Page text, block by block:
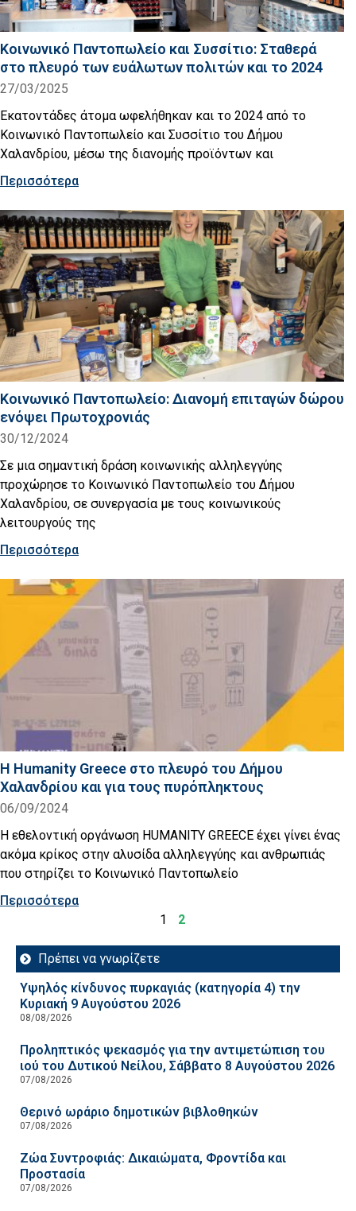
Κοινωνικό Παντοπωλείο και Συσσίτιο: Σταθερά
στο πλευρό των ευάλωτων πολιτών και το 2024
27/03/2025
Εκατοντάδες άτομα ωφελήθηκαν και το 2024 από το
Κοινωνικό Παντοπωλείο και Συσσίτιο του Δήμου
Χαλανδρίου, μέσω της διανομής προϊόντων και
Περισσότερα
Κοινωνικό Παντοπωλείο: Διανομή επιταγών δώρου
ενόψει Πρωτοχρονιάς
30/12/2024
Σε μια σημαντική δράση κοινωνικής αλληλεγγύης
προχώρησε το Κοινωνικό Παντοπωλείο του Δήμου
Χαλανδρίου, σε συνεργασία με τους κοινωνικούς
λειτουργούς της
Περισσότερα
Η Humanity Greece στο πλευρό του Δήμου
Χαλανδρίου και για τους πυρόπληκτους
06/09/2024
Η εθελοντική οργάνωση HUMANITY GREECE έχει γίνει ένας
ακόμα κρίκος στην αλυσίδα αλληλεγγύης και ανθρωπιάς
που στηρίζει το Κοινωνικό Παντοπωλείο
Περισσότερα
1
2
Πρέπει να γνωρίζετε
Υψηλός κίνδυνος πυρκαγιάς (κατηγορία 4) την
Κυριακή 9 Αυγούστου 2026
08/08/2026
Προληπτικός ψεκασμός για την αντιμετώπιση του
ιού του Δυτικού Νείλου, Σάββατο 8 Αυγούστου 2026
07/08/2026
Θερινό ωράριο δημοτικών βιβλοθηκών
07/08/2026
Ζώα Συντροφιάς: Δικαιώματα, Φροντίδα και
Προστασία
07/08/2026